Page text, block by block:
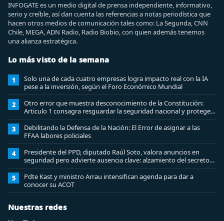
INFOGATE es un medio digital de prensa independiente, informativo,
serio y creíble, así dan cuenta las referencias a notas periodística que
hacen otros medios de comunicación tales como: La Segunda, CNN
Chile, MEGA, ADN Radio, Radio Biobio, con quien además tenemos
una alianza estratégica.
Lo más visto de la semana
1
Solo una de cada cuatro empresas logra impacto real con la IA
pese a la inversión, según el Foro Económico Mundial
2
Otro error que muestra desconocimiento de la Constitución:
Articulo 1 consagra resguardar la seguridad nacional y proteger
a los ciudadanos
3
Debilitando la Defensa de la Nación: El Error de asignar a las
FFAA labores policiales
4
Presidente del PPD, diputado Raúl Soto, valora anuncios en
seguridad pero advierte ausencia clave: alzamiento del secreto
bancario
5
Pdte Kast y ministro Arrau intensifican agenda para dar a
conocer su ACOT
Nuestras redes